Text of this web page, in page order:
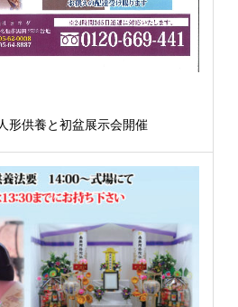
形供養と初盆展示会開催